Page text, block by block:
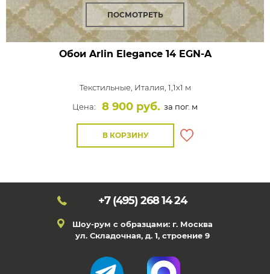
ПОСМОТРЕТЬ
Обои Arlin Elegance14 EGN-A
Текстильные, Италия, 1,1x1 м
Цена:
8 900 руб. за пог. м
В КОРЗИНУ
+7 (495) 268 14 24
Шоу-рум с образцами: г. Москва
ул. Складочная, д. 1, строение 9